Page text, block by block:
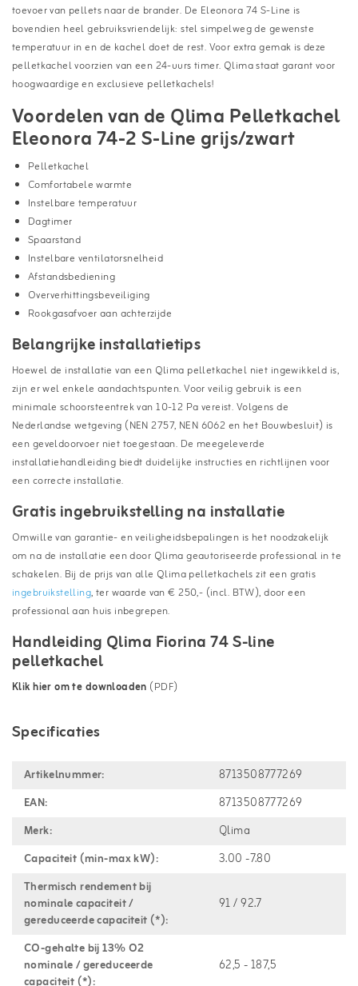
toevoer van pellets naar de brander. De Eleonora 74 S-Line is
bovendien heel gebruiksvriendelijk: stel simpelweg de gewenste
temperatuur in en de kachel doet de rest. Voor extra gemak is deze
pelletkachel voorzien van een 24-uurs timer. Qlima staat garant voor
hoogwaardige en exclusieve pelletkachels!
Voordelen van de Qlima Pelletkachel
Eleonora 74-2 S-Line grijs/zwart
Pelletkachel
Comfortabele warmte
Instelbare temperatuur
Dagtimer
Spaarstand
Instelbare ventilatorsnelheid
Afstandsbediening
Oververhittingsbeveiliging
Rookgasafvoer aan achterzijde
Belangrijke installatietips
Hoewel de installatie van een Qlima pelletkachel niet ingewikkeld is,
zijn er wel enkele aandachtspunten. Voor veilig gebruik is een
minimale schoorsteentrek van 10-12 Pa vereist. Volgens de
Nederlandse wetgeving (NEN 2757, NEN 6062 en het Bouwbesluit) is
een geveldoorvoer niet toegestaan. De meegeleverde
installatiehandleiding biedt duidelijke instructies en richtlijnen voor
een correcte installatie.
Gratis ingebruikstelling na installatie
Omwille van garantie- en veiligheidsbepalingen is het noodzakelijk
om na de installatie een door Qlima geautoriseerde professional in te
schakelen. Bij de prijs van alle Qlima pelletkachels zit een gratis
ingebruikstelling, ter waarde van € 250,- (incl. BTW), door een
professional aan huis inbegrepen.
Handleiding Qlima Fiorina 74 S-line
pelletkachel
Klik hier om te downloaden (PDF)
Specificaties
Artikelnummer:
8713508777269
EAN:
8713508777269
Merk:
Qlima
Capaciteit (min-max kW):
3.00 -7.80
Thermisch rendement bij
nominale capaciteit /
gereduceerde capaciteit (*):
91 / 92.7
CO-gehalte bij 13% O2
nominale / gereduceerde
capaciteit (*):
62,5 - 187,5